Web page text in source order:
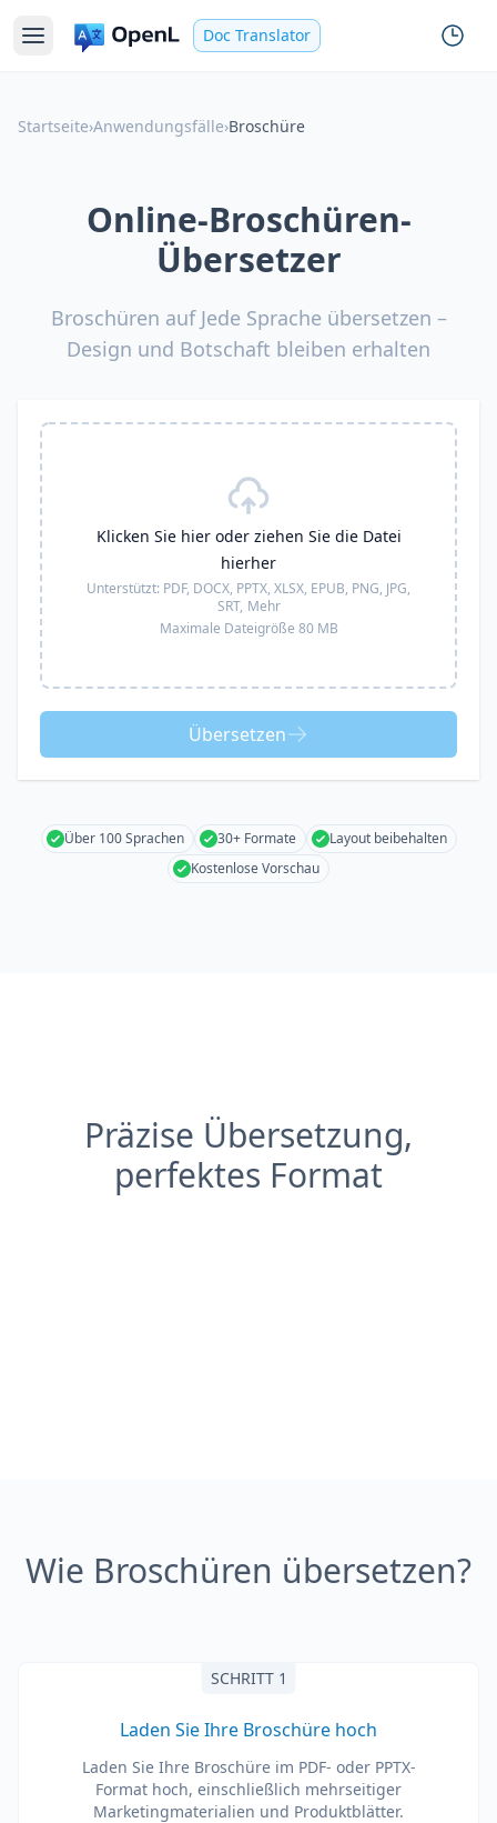
Doc Translator
Startseite›Anwendungsfälle›Broschüre
Online-Broschüren-
Übersetzer
Broschüren auf Jede Sprache übersetzen –
Design und Botschaft bleiben erhalten
Klicken Sie hier oder ziehen Sie die Datei
hierher
Unterstützt: PDF, DOCX, PPTX, XLSX, EPUB, PNG, JPG,
SRT, Mehr
Maximale Dateigröße 80 MB
Übersetzen
Über 100 Sprachen 30+ Formate
Layout beibehalten
Kostenlose Vorschau
Präzise Übersetzung,
perfektes Format
Wie Broschüren übersetzen?
SCHRITT 1
Laden Sie Ihre Broschüre hoch
Laden Sie Ihre Broschüre im PDF- oder PPTX-
Format hoch, einschließlich mehrseitiger
Marketingmaterialien und Produktblätter.